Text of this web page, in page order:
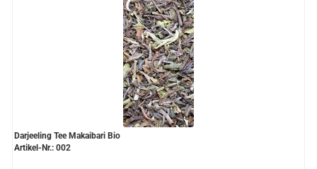
Darjeeling Tee Makaibari Bio
Artikel-Nr.: 002